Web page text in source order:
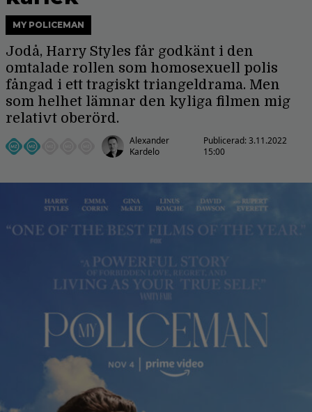
MY POLICEMAN
Jodå, Harry Styles får godkänt i den
omtalade rollen som homosexuell polis
fångad i ett tragiskt triangeldrama. Men
som helhet lämnar den kyliga filmen mig
relativt oberörd.
Alexander
Kardelo
Publicerad:3.11.2022
15:00